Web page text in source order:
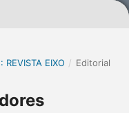
EIXO / Editorial